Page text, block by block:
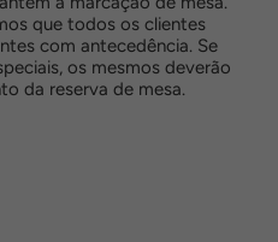
que todos os clientes
com antecedência. Se
os mesmos deverão
da reserva de mesa.